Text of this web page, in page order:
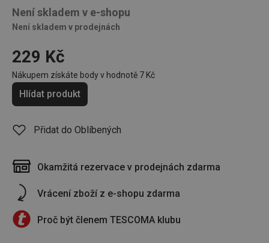
Není skladem v e-shopu
Není skladem v prodejnách
229 Kč
Nákupem získáte body v hodnotě 7 Kč
Hlídat produkt
Přidat do Oblíbených
Okamžitá rezervace v prodejnách zdarma
Vrácení zboží z e-shopu zdarma
Proč být členem TESCOMA klubu